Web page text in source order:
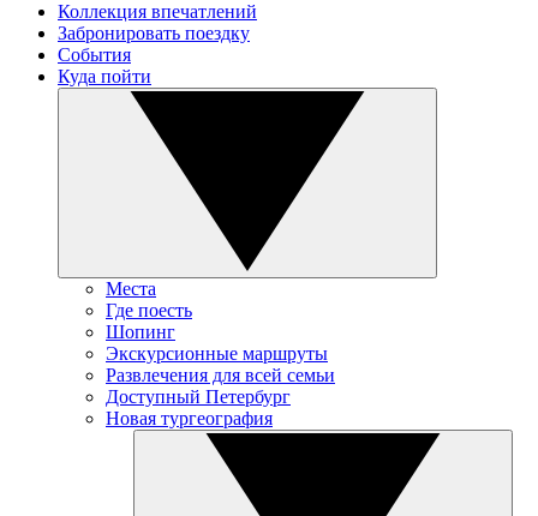
Коллекция впечатлений
Забронировать поездку
События
Куда пойти
Места
Где поесть
Шопинг
Экскурсионные маршруты
Развлечения для всей семьи
Доступный Петербург
Новая тургеография